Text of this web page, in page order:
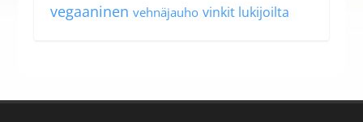
vegaaninen vehnäjauho vinkit lukijoilta